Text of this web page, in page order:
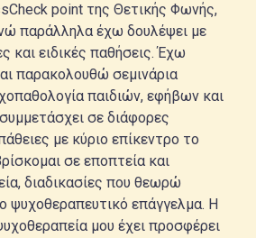
point της Θετικής Φωνής,
παράλληλα έχω δουλέψει με
και ειδικές παθήσεις. Έχω
παρακολουθώ σεμινάρια
παιδιών, εφήβων και
σε διάφορες
με κύριο επίκεντρο το
σε εποπτεία και
διαδικασίες που θεωρώ
ψυχοθεραπευτικό επάγγελμα. Η
μου έχει προσφέρει